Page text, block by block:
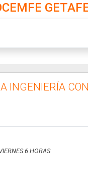
INGENIERÍA
6 HORAS